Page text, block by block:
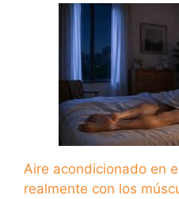
Aire acondicionado en
realmente con los